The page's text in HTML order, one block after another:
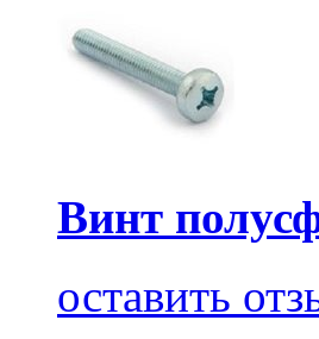
Винт
оставить